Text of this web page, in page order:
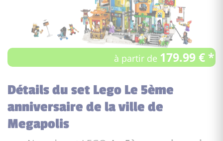
à partir de 179.99 € *
Détails du set Lego Le 5ème
anniversaire de la ville de
Megapolis